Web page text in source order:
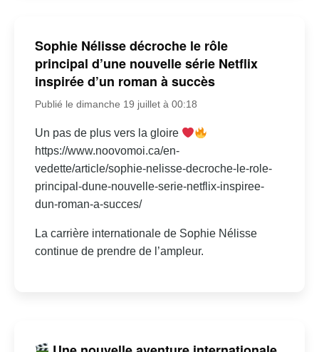
Sophie Nélisse décroche le rôle
principal d’une nouvelle série Netflix
inspirée d’un roman à succès
Publié le dimanche 19 juillet à 00:18
Un pas de plus vers la gloire
https://www.noovomoi.ca/en-
vedette/article/sophie-nelisse-decroche-le-role-
principal-dune-nouvelle-serie-netflix-inspiree-
dun-roman-a-succes/
La carrière internationale de Sophie Nélisse
continue de prendre de l’ampleur.